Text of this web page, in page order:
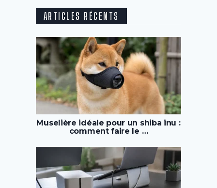
ARTICLES RÉCENTS
Muselière idéale pour un shiba inu :
comment faire le …